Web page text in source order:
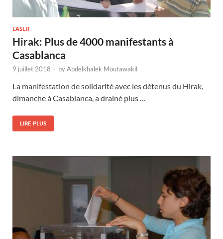
LASER
Hirak: Plus de 4000 manifestants à
Casablanca
9 juillet 2018 - byAbdelkhalek Moutawakil
La manifestation de solidarité avec les détenus du Hirak,
dimanche à Casablanca, a drainé plus …
LIRE PLUS